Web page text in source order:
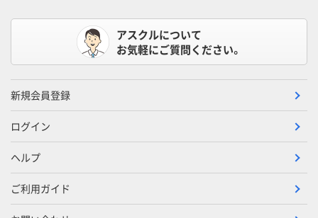
アスクルについて
お気軽にご質問ください。
新規会員登録
ログイン
ヘルプ
ご利用ガイド